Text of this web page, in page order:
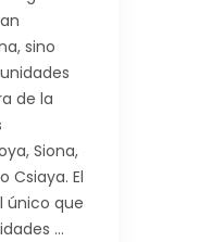
sino
de la
Siona,
Csiaya. El
único que